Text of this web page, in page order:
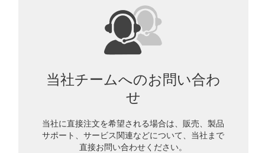
当社チームへのお問い合わ
せ
当社に直接注文を希望される場合は、販売、製品
サポート、サービス関連などについて、当社まで
直接お問い合わせください。